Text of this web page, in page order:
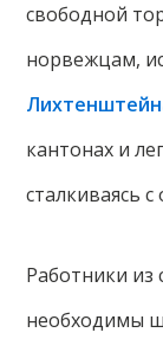
свободной
норвежцам,
кантонах и
сталкиваясь
Работники из
необходимы